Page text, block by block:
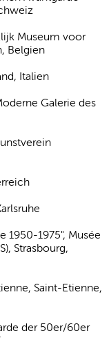
Museum voor
Belgien
Italien
Galerie des
1950-1975", Musée
Strasbourg,
Saint-Etienne,
der 50er/60er